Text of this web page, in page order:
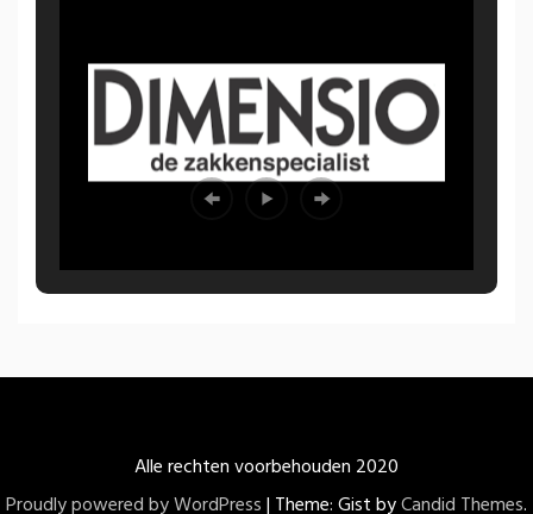
Alle rechten voorbehouden 2020
Proudly powered by WordPress| Theme: Gist byCandid Themes.